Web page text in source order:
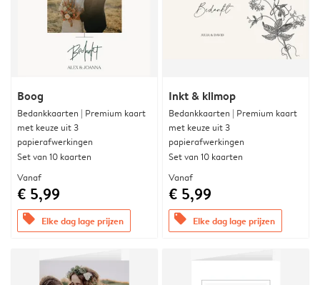
Boog
Bedankkaarten | Premium kaart
met keuze uit 3
papierafwerkingen
Set van 10 kaarten
Vanaf
€ 5,99
offers Elke dag lage prijzen
Inkt & klimop
Bedankkaarten | Premium kaart
met keuze uit 3
papierafwerkingen
Set van 10 kaarten
Vanaf
€ 5,99
offers Elke dag lage prijzen